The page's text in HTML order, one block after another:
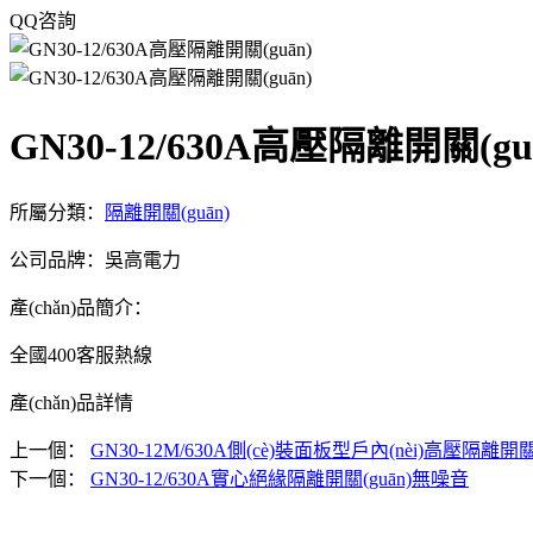
QQ咨詢
GN30-12/630A高壓隔離開關
所屬分類： 隔離開關(guān)
公司品牌：吳高電力
產(chǎn)品簡介：
全國400客服熱線
產(chǎn)品詳情
上一個：
GN30-12M/630A側(cè)裝面板型戶內(nèi)高壓隔離開
下一個：
GN30-12/630A實心絕緣隔離開關(guān)無噪音